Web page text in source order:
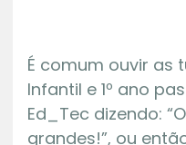
É comum ouvir as
Infantil e 1º ano
Ed_Tec dizendo:
grandes!”, ou